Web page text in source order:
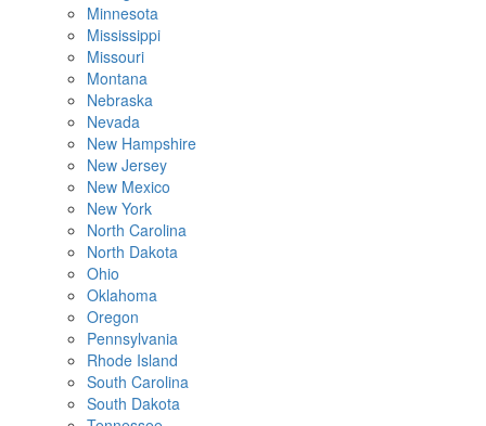
Minnesota
Mississippi
Missouri
Montana
Nebraska
Nevada
New Hampshire
New Jersey
New Mexico
New York
North Carolina
North Dakota
Ohio
Oklahoma
Oregon
Pennsylvania
Rhode Island
South Carolina
South Dakota